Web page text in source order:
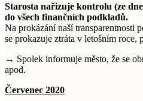
Starosta nařizuje kontrolu (ze
do všech finančních podkladů.
Na prokázání naší transparentnosti
se prokazuje ztráta v letošním roce,
→ Spolek informuje město, že se
apod.
Červenec 2020